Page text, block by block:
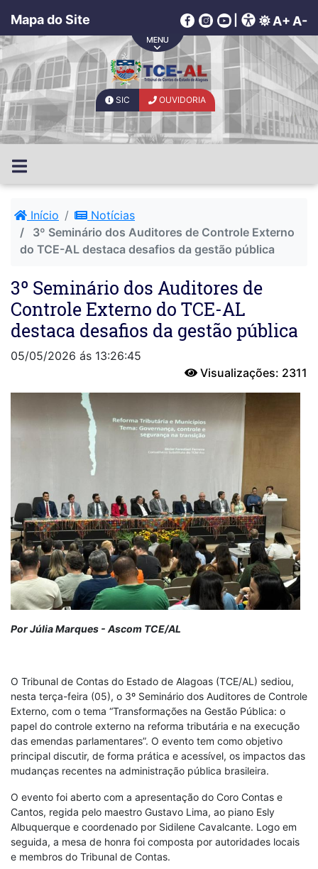
Mapa do Site A+ A-
SIC OUVIDORIA
Início
Notícias
3º Seminário dos Auditores de Controle Externo
do TCE-AL destaca desafios da gestão pública
3º Seminário dos Auditores de
Controle Externo do TCE-AL
destaca desafios da gestão pública
05/05/2026 ás 13:26:45
Visualizações: 2311
Por Júlia Marques - Ascom TCE/AL
O Tribunal de Contas do Estado de Alagoas (TCE/AL) sediou,
nesta terça-feira (05), o 3º Seminário dos Auditores de Controle
Externo, com o tema “Transformações na Gestão Pública: o
papel do controle externo na reforma tributária e na execução
das emendas parlamentares”. O evento tem como objetivo
principal discutir, de forma prática e acessível, os impactos das
mudanças recentes na administração pública brasileira.
O evento foi aberto com a apresentação do Coro Contas e
Cantos, regida pelo maestro Gustavo Lima, ao piano Esly
Albuquerque e coordenado por Sidilene Cavalcante. Logo em
seguida, a mesa de honra foi composta por autoridades locais
e membros do Tribunal de Contas.